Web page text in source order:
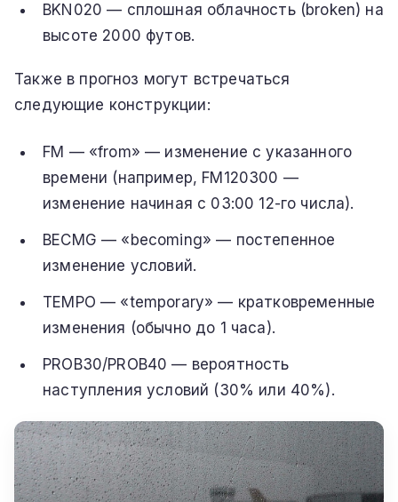
BKN020 — сплошная облачность (broken) на
высоте 2000 футов.
Также в прогноз могут встречаться
следующие конструкции:
FM — «from» — изменение с указанного
времени (например, FM120300 —
изменение начиная с 03:00 12-го числа).
BECMG — «becoming» — постепенное
изменение условий.
TEMPO — «temporary» — кратковременные
изменения (обычно до 1 часа).
PROB30/PROB40 — вероятность
наступления условий (30% или 40%).